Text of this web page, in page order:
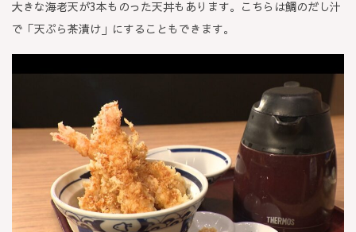
大きな海老天が3本ものった天丼もあります。こちらは鯛のだし汁
で「天ぷら茶漬け」にすることもできます。